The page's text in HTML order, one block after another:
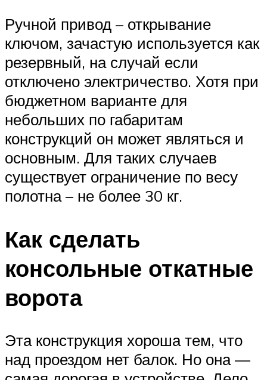
Ручной привод – открывание
ключом, зачастую используется как
резервный, на случай если
отключено электричество. Хотя при
бюджетном варианте для
небольших по габаритам
конструкций он может являться и
основным. Для таких случаев
существует ограничение по весу
полотна – не более 30 кг.
Как сделать
консольные откатные
ворота
Эта конструкция хороша тем, что
над проездом нет балок. Но она —